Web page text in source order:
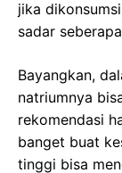
jika
sadar
Bayangkan,
natriumnya
rekomendasi
banget buat
tinggi bisa